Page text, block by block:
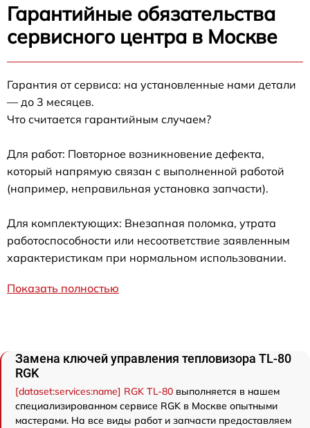
Гарантийные обязательства
сервисного центра в Москве
Гарантия от сервиса: на установленные нами детали
— до 3 месяцев.
Что считается гарантийным случаем?
Для работ: Повторное возникновение дефекта,
который напрямую связан с выполненной работой
(например, неправильная установка запчасти).
Для комплектующих: Внезапная поломка, утрата
работоспособности или несоответствие заявленным
характеристикам при нормальном использовании.
Показать полностью
Замена ключей управления тепловизора TL-80
RGK
[dataset:services:name] RGK TL-80 выполняется в нашем
специализированном сервисе RGK в Москве опытными
мастерами. На все виды работ и запчасти предоставляем